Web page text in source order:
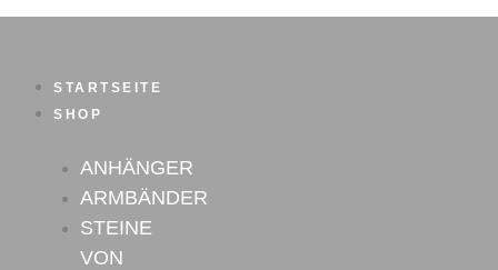
STARTSEITE
SHOP
ANHÄNGER
ARMBÄNDER
STEINE
VON